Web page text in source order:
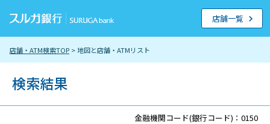
店舗・ATM検索TOP > 地図と店舗・ATMリスト
店舗一覧
検索結果
金融機関コード(銀行コード)：0150